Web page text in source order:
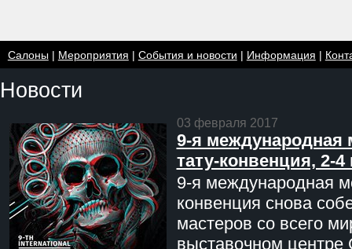
Салоны| Мероприятия | События и новости | Информация |
Новости
03 февраля 2017
9-я международная
тату-конвенция, 2-
9-я международная
конвенция снова
мастеров со всего
выставочном центре